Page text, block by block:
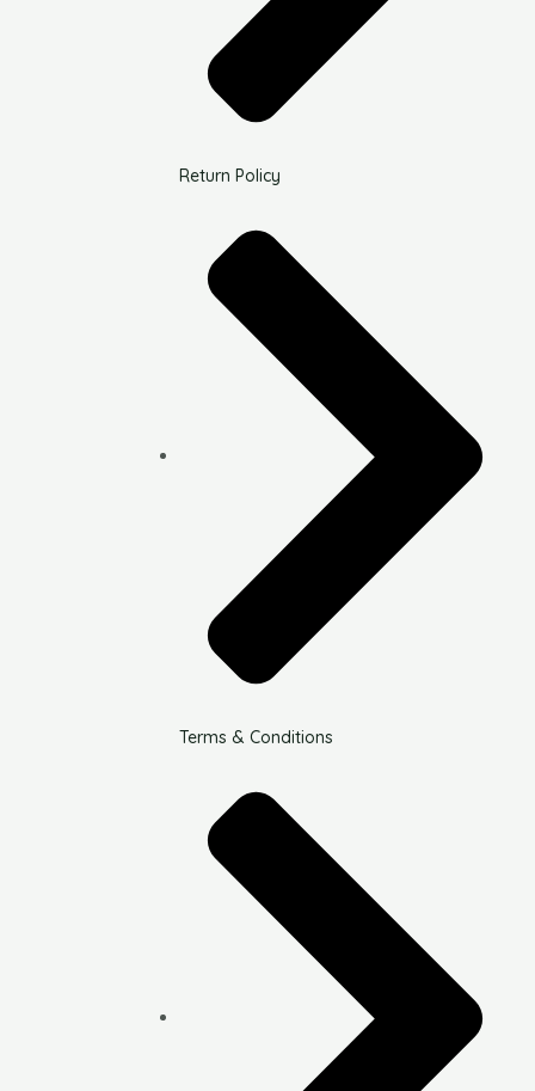
Return Policy
Terms & Conditions